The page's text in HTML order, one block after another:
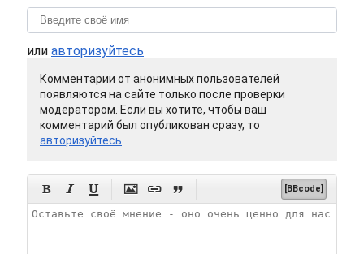
или авторизуйтесь
Комментарии от анонимных пользователей
появляются на сайте только после проверки
модератором. Если вы хотите, чтобы ваш
комментарий был опубликован сразу, то
авторизуйтесь
      [BBcode]